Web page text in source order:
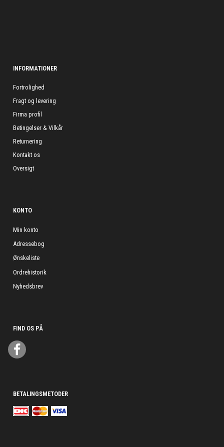
INFORMATIONER
Fortrolighed
Fragt og levering
Firma profil
Betingelser & Vilkår
Returnering
Kontakt os
Oversigt
KONTO
Min konto
Adressebog
Ønskeliste
Ordrehistorik
Nyhedsbrev
FIND OS PÅ
BETALINGSMETODER